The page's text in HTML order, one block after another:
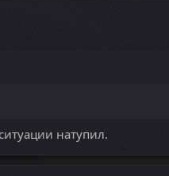
натупил.